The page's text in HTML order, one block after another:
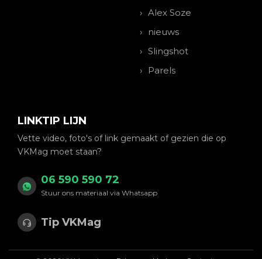
Alex Soze
nieuws
Slingshot
Parels
LINKTIP LIJN
Vette video, foto's of link gemaakt of gezien die op
VKMag moet staan?
06 590 590 72
Stuur ons materiaal via Whatsapp
Tip VKMag